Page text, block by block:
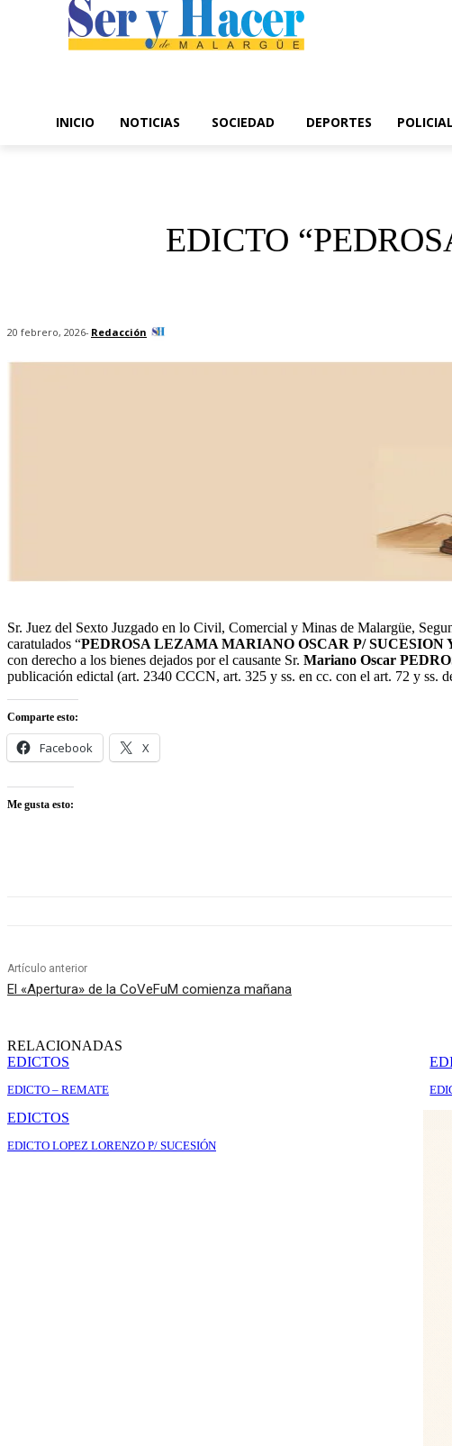
INICIO NOTICIAS SOCIEDAD DEPORTES
EDICTO
20 febrero, 2026- Redacción
Sr. Juez del Sexto Juzgado en lo Civil, Comercial y Minas de Malargüe,
caratulados “PEDROSA LEZAMA MARIANO OSCAR P/ SUCESION
con derecho a los bienes dejados por el causante Sr. Mariano Oscar
publicación edictal (art. 2340 CCCN, art. 325 y ss. en cc. con el art. 72 y ss.
Comparte esto:
Facebook X
Me gusta esto:
Artículo anterior
El «Apertura» de la CoVeFuM comienza mañana
RELACIONADAS
EDICTOS
EDICTO – REMATE
EDICTOS
EDICTO LOPEZ LORENZO P/ SUCESIÓN